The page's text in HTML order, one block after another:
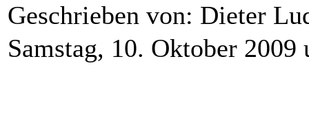
Geschrieben von: Dieter
Samstag, 10. Oktober 2009